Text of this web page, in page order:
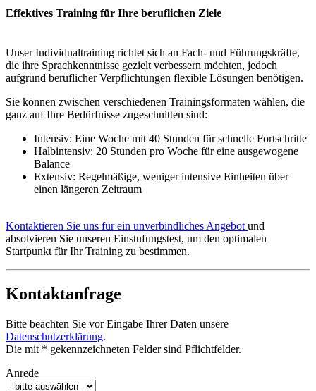
Effektives Training für Ihre beruflichen Ziele
Unser Individualtraining richtet sich an Fach- und Führungskräfte,
die ihre Sprachkenntnisse gezielt verbessern möchten, jedoch
aufgrund beruflicher Verpflichtungen flexible Lösungen benötigen.
Sie können zwischen verschiedenen Trainingsformaten wählen, die
ganz auf Ihre Bedürfnisse zugeschnitten sind:
Intensiv: Eine Woche mit 40 Stunden für schnelle Fortschritte
Halbintensiv: 20 Stunden pro Woche für eine ausgewogene
Balance
Extensiv: Regelmäßige, weniger intensive Einheiten über
einen längeren Zeitraum
Kontaktieren Sie uns für ein unverbindliches Angebot und
absolvieren Sie unseren Einstufungstest, um den optimalen
Startpunkt für Ihr Training zu bestimmen.
Kontaktanfrage
Bitte beachten Sie vor Eingabe Ihrer Daten unsere
Datenschutzerklärung.
Die mit * gekennzeichneten Felder sind Pflichtfelder.
Anrede